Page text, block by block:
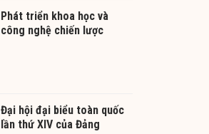
Phát triển khoa học và
công nghệ chiến lược
Đại hội đại biểu toàn quốc
lần thứ XIV của Đảng